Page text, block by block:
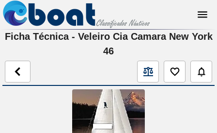
Ficha Técnica - Veleiro Cia Camara New York
46